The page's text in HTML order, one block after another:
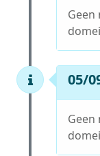
Geen
05/
Geen